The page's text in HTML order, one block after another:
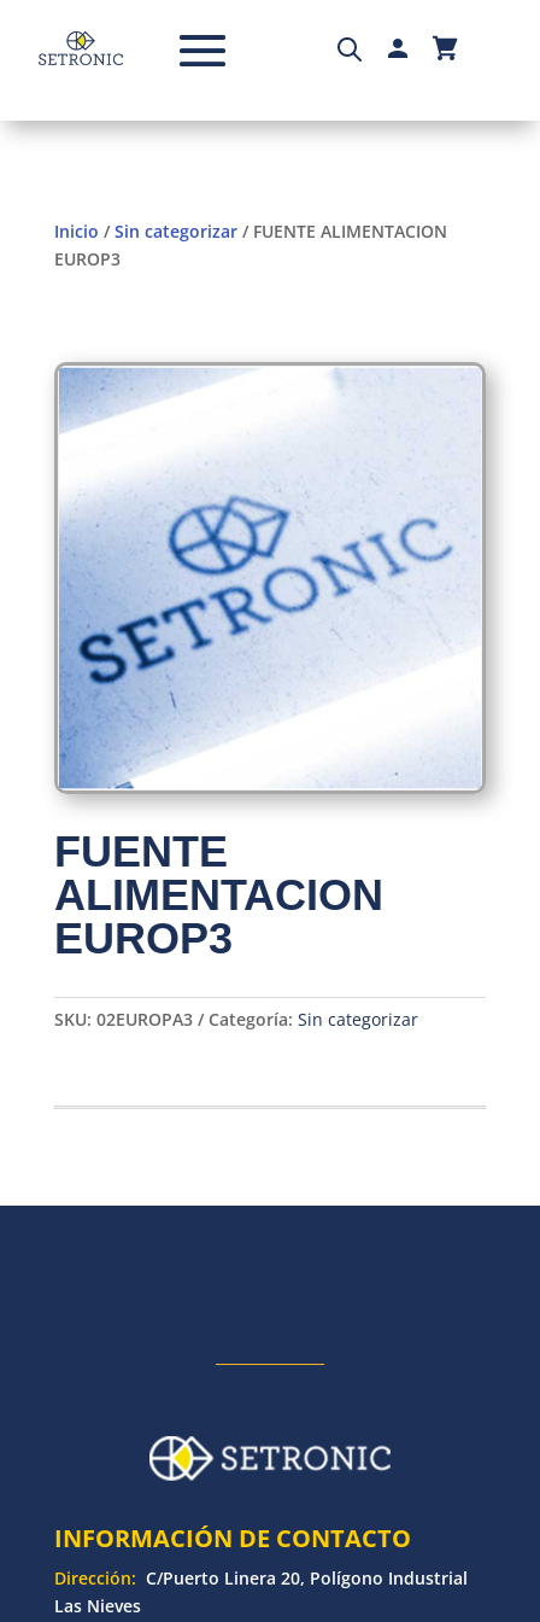
Inicio /Sin categorizar/ FUENTE ALIMENTACION
EUROP3
FUENTE
ALIMENTACION
EUROP3
SKU: 02EUROPA3 Categoría: Sin categorizar
INFORMACIÓN DE CONTACTO
Dirección: C/Puerto Linera 20, Polígono Industrial
Las Nieves